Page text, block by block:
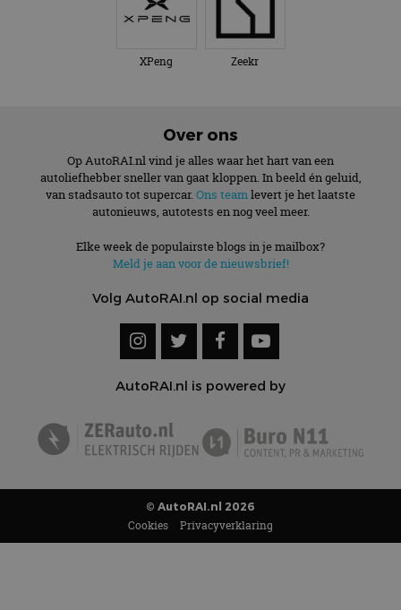
XPeng Zeekr
Over ons
Op AutoRAI.nl vind je alles waar het hart van een
autoliefhebber sneller van gaat kloppen. In beeld én geluid,
van stadsauto tot supercar. Ons teamlevert je het laatste
autonieuws, autotests en nog veel meer.
Elke week de populairste blogs in je mailbox?
Meld je aan voor de nieuwsbrief!
Volg AutoRAI.nl op social media
AutoRAI.nl is powered by
© AutoRAI.nl 2026
Cookies Privacyverklaring